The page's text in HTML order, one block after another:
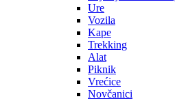
Ure
Vozila
Kape
Trekking
Alat
Piknik
Vrećice
Novčanici